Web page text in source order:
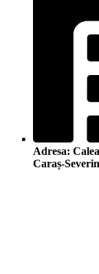
Adresa:
Caraș-Severin